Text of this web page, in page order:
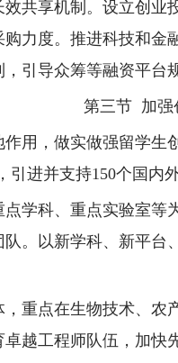
共享机制。设立创
力度。推进科技和
引导众筹等融资平台
第三节 加强
用，做实做强留学
引进并支持150个国内
学科、重点实验室
。以新学科、新平
重点在生物技术、
越工程师队伍，加快